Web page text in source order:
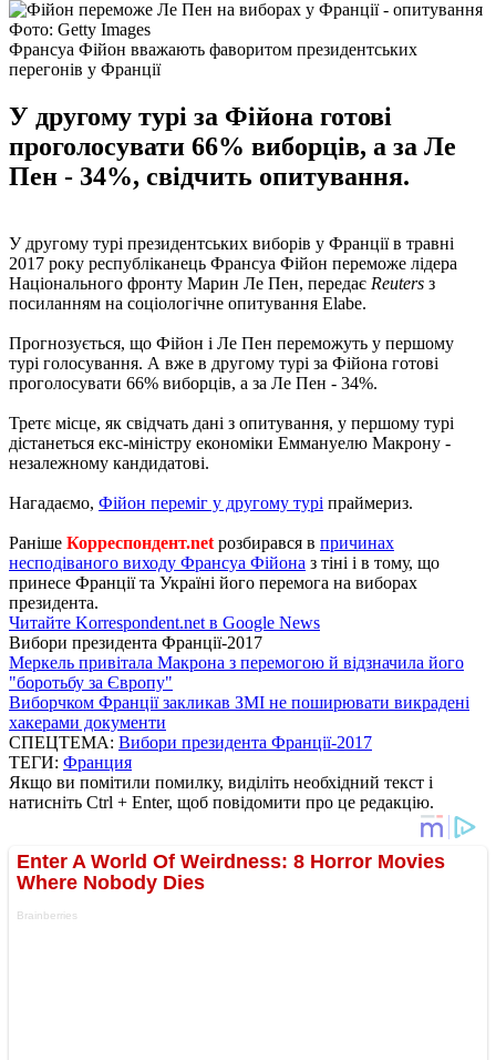
Фото: Getty Images
Франсуа Фійон вважають фаворитом президентських
перегонів у Франції
У другому турі за Фійона готові
проголосувати 66% виборців, а за Ле
Пен - 34%, свідчить опитування.
У другому турі президентських виборів у Франції в травні
2017 року республіканець Франсуа Фійон переможе лідера
Національного фронту Марин Ле Пен, передає Reuters з
посиланням на соціологічне опитування Elabe.
Прогнозується, що Фійон і Ле Пен переможуть у першому
турі голосування. А вже в другому турі за Фійона готові
проголосувати 66% виборців, а за Ле Пен - 34%.
Третє місце, як свідчать дані з опитування, у першому турі
дістанеться екс-міністру економіки Еммануелю Макрону -
незалежному кандидатові.
Нагадаємо, Фійон переміг у другому турі праймериз.
Раніше Корреспондент.net розбирався в причинах
несподіваного виходу Франсуа Фійона з тіні і в тому, що
принесе Франції та Україні його перемога на виборах
президента.
Читайте Korrespondent.net в Google News
Вибори президента Франції-2017
Меркель привітала Макрона з перемогою й відзначила його
"боротьбу за Європу"
Виборчком Франції закликав ЗМІ не поширювати викрадені
хакерами документи
СПЕЦТЕМА: Вибори президента Франції-2017
ТЕГИ: Франция
Якщо ви помітили помилку, виділіть необхідний текст і
натисніть Ctrl + Enter, щоб повідомити про це редакцію.